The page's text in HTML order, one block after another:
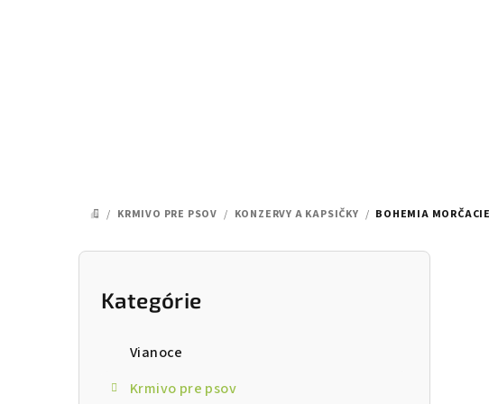
DOMOV
/ KRMIVO PRE PSOV / KONZERVY A KAPSIČKY / BOHEMIA
B
Preskočiť
kategórie
Kategórie
Vianoce
Krmivo pre psov